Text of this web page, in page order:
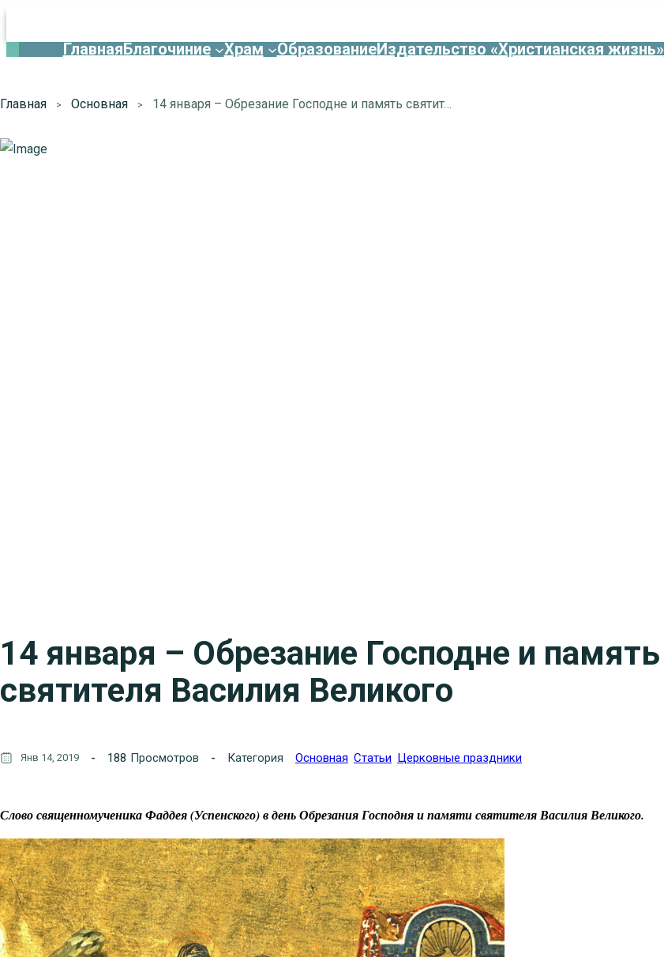
ГлавнаяБлагочиние Храм ОбразованиеИздательство «Христианская жизнь»
Главная Основная 14 января – Обрезание Господне и память святителя Василия Великого
14 января – Обрезание Господне и память
святителя Василия Великого
Янв 14, 2019 188 Просмотров Категория Основная Статьи Церковные праздники
Слово священномученика Фаддея (Успенского) в день Обрезания Господня и памяти святителя Василия Великого.